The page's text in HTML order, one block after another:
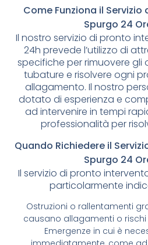
Come Funziona il
Spurgo 24
Il nostro servizio di pronto
24h prevede l’utilizzo di
specifiche per rimuovere gli
tubature e risolvere ogni
allagamento. Il nostro
dotato di esperienza e
ad intervenire in tempi
professionalità per
Quando Richiedere il
Spurgo 24
Il servizio di pronto
particolarmente
Ostruzioni o rallentamenti
causano allagamenti o
Emergenze in cui è